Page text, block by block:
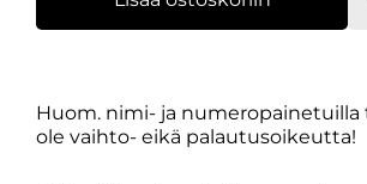
Huom. nimi- ja numeropainetuilla
ole vaihto- eikä palautusoikeutta!